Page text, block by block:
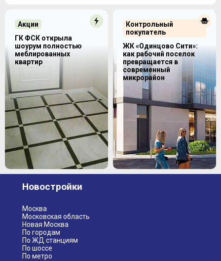
Контрольный
покупатель
ЖК «Одинцово Сити»:
как рабочий поселок
превращается в
современный
микрорайон
Акции
ГК ФСК открыла
шоурум полностью
меблированных
квартир
Новостройки
Москва
Московская область
Новая Москва
По городам
По ЖД станциям
По шоссе
По метро